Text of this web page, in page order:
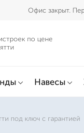
Офис закрыт.
по цене
Навесы
под ключ с гарантией